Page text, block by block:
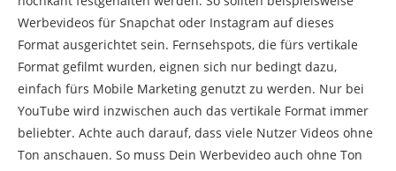
Werbevideos für Snapchat oder Instagram auf dieses
Format ausgerichtet sein. Fernsehspots, die fürs vertikale
Format gefilmt wurden, eignen sich nur bedingt dazu,
einfach fürs Mobile Marketing genutzt zu werden. Nur bei
YouTube wird inzwischen auch das vertikale Format immer
beliebter. Achte auch darauf, dass viele Nutzer Videos ohne
Ton anschauen. So muss Dein Werbevideo auch ohne Ton